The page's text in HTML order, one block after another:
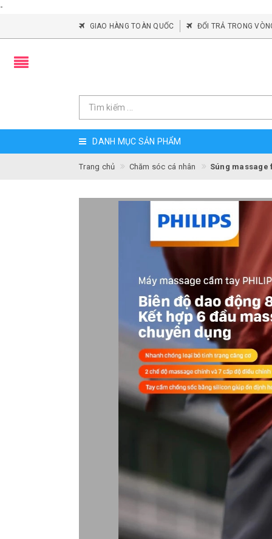
-
GIAO HÀNG TOÀN QUỐC ĐỔI TRẢ TRONG
DANH MỤC SẢN PHẨM
Trang chủ Chăm sóc cá nhân Súng massage